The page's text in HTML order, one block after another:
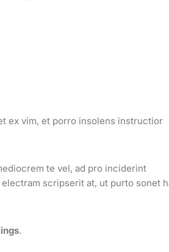
ex vim, et porro insolens instructior
te vel, ad pro inciderint
scripserit at, ut purto sonet
.